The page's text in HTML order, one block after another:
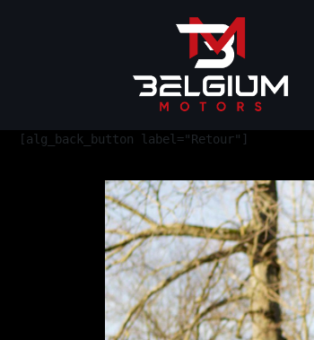
[alg_back_button label="Retour"]